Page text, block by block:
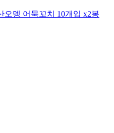
오뎅 어묵꼬치 10개입 x2봉